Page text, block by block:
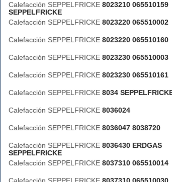
Calefacción SEPPELFRICKE 8023210 065510159
SEPPELFRICKE
Calefacción SEPPELFRICKE 8023220 065510002
Calefacción SEPPELFRICKE 8023220 065510160
Calefacción SEPPELFRICKE 8023230 065510003
Calefacción SEPPELFRICKE 8023230 065510161
Calefacción SEPPELFRICKE 8034
Calefacción SEPPELFRICKE 8036024
Calefacción SEPPELFRICKE 8036047 8038720
Calefacción SEPPELFRICKE 8036430 ERDGAS
SEPPELFRICKE
Calefacción SEPPELFRICKE 8037310 065510014